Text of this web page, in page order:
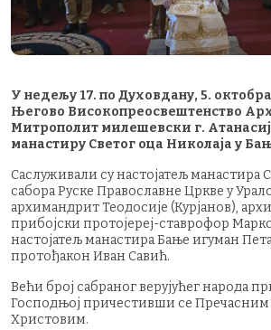
У недељу 17. по Духовдану, 5.
Његово Високопреосвештенство
Митрополит милешевски г.
манастиру Светог оца Николаја у
Саслуживали су настојатељ манастира
сабора Руске Православне Цркве у
архимандрит Теодосије (Курјанов),
прибојски протојереј-ставрофор
настојатељ манастира Бање игуман
протођакон Иван Савић.
Већи број сабраног верујућег народа
Господњој причестивши се Пречасним
Христовим.